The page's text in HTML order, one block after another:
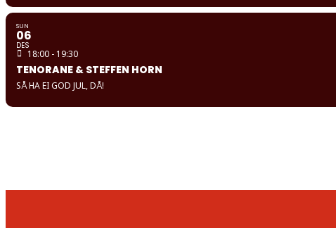
SUN
06
DES
18:00 - 19:30
TENORANE & STEFFEN HORN
SÅ HA EI GOD JUL, DÅ!